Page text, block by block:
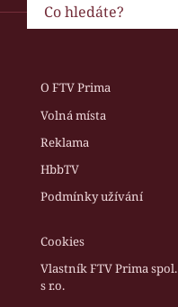
O FTV Prima
Volná místa
Reklama
HbbTV
Podmínky užívání
Cookies
Vlastník FTV Prima spol.
s r.o.